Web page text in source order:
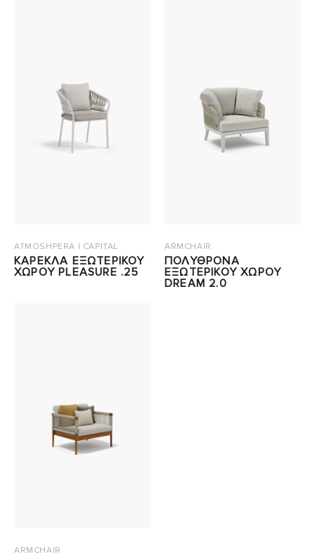
ATMOSHPERA | CAPITAL
ΚΑΡΕΚΛΑ ΕΞΩΤΕΡΙΚΟΥ
ΧΩΡΟΥ PLEASURE .25
ARMCHAIR
ΠΟΛΥΘΡΟΝΑ
ΕΞΩΤΕΡΙΚΟΥ ΧΩΡΟΥ
DREAM 2.0
ARMCHAIR